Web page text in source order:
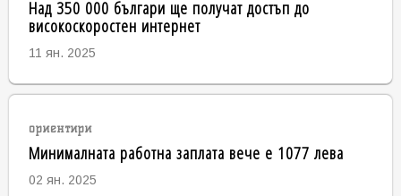
Над 350 000 българи ще получат достъп до
високоскоростен интернет
11 ян. 2025
ориентири
Минималната работна заплата вече е 1077 лева
02 ян. 2025